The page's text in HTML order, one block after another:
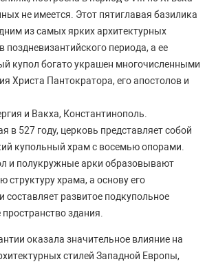
не имеется. Этот пятиглавая базилика
из самых ярких архитектурных
поздневизантийского периода, а ее
купол богато украшен многочисленными
Христа Пантократора, его апостолов и
и Вакха, Константинополь.
в 527 году, церковь представляет собой
купольный храм с восемью опорами.
и полукружные арки образовывают
структуру храма, а основу его
составляет развитое подкупольное
пространство здания.
оказала значительное влияние на
стилей Западной Европы,